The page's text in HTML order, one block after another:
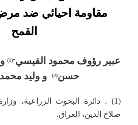
مقاومة احيائي ضد
القمح
عبير رؤوف محمود القيسي*(1)
حسن(2) و وليد
(1) . دائرة البحوث الزراعية،
صلاح الدين، العراق.